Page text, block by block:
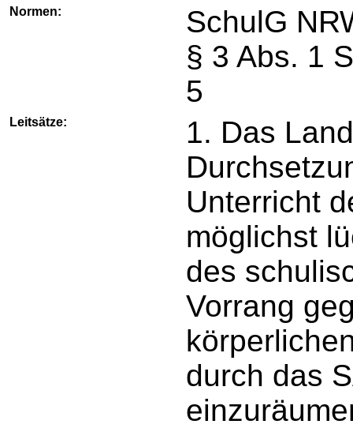
Normen:
SchulG
§ 3 Abs. 1
5
Leitsätze:
1. Das
Unterricht
möglichst
des
Vorrang
durch das